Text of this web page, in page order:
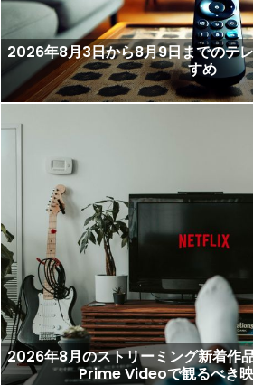
2026年8月3日から8月9日までのテ
すめ
2026年8月のストリーミング新着作
Prime Videoで観るべき